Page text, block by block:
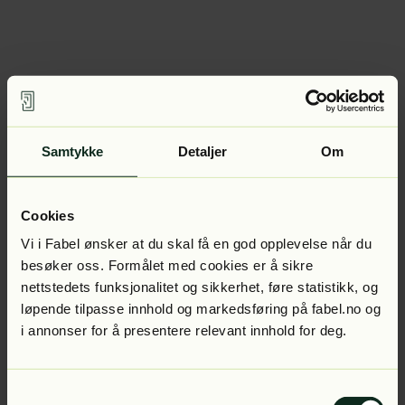
Samtykke Detaljer Om
Cookies
Vi i Fabel ønsker at du skal få en god opplevelse når du
besøker oss. Formålet med cookies er å sikre
nettstedets funksjonalitet og sikkerhet, føre statistikk, og
løpende tilpasse innhold og markedsføring på fabel.no og
i annonser for å presentere relevant innhold for deg.